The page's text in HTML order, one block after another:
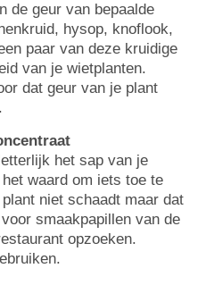
de geur van bepaalde
hysop, knoflook,
paar van deze kruidige
van je wietplanten.
dat geur van je plant
het sap van je
waard om iets toe te
niet schaadt maar dat
smaakpapillen van de
opzoeken.